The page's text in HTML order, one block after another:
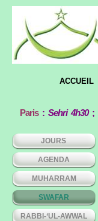
ACCUEIL
Paris:Sehri 4h30;
JOURS
AGENDA
MUHARRAM
SWAFAR
RABBI-‘UL-AWWAL